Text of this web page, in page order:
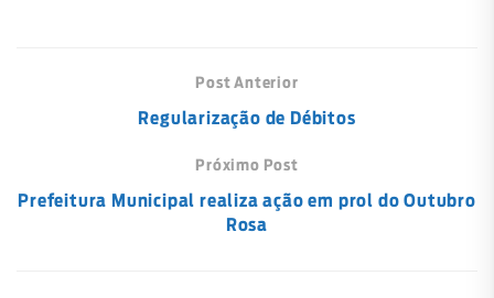
Post Anterior
Regularização de Débitos
Próximo Post
Prefeitura Municipal realiza ação em prol do Outubro
Rosa